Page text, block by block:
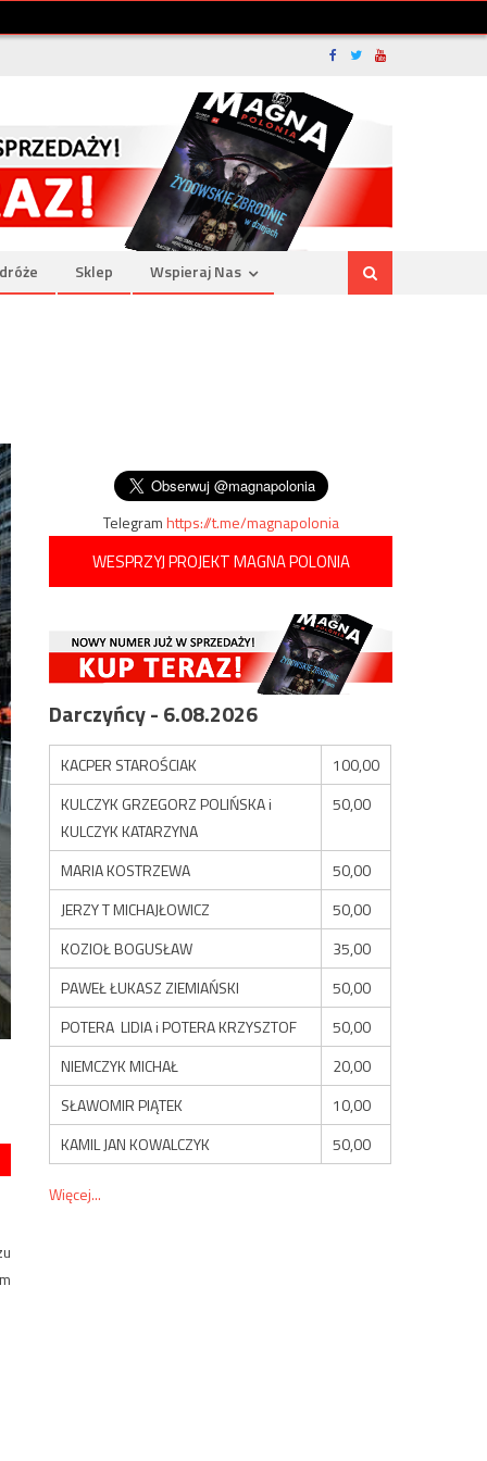
Sklep Wspieraj Nas
Telegramhttps://t.me/magnapolonia
WESPRZYJ PROJEKT MAGNA POLONIA
Darczyńcy - 6.08.2026
KACPER STAROŚCIAK
100,00
KULCZYK GRZEGORZ POLIŃSKA i
KULCZYK KATARZYNA
50,00
MARIA KOSTRZEWA
50,00
JERZY T MICHAJŁOWICZ
50,00
KOZIOŁ BOGUSŁAW
35,00
PAWEŁ ŁUKASZ ZIEMIAŃSKI
50,00
POTERA LIDIA i POTERA KRZYSZTOF
50,00
NIEMCZYK MICHAŁ
20,00
SŁAWOMIR PIĄTEK
10,00
KAMIL JAN KOWALCZYK
50,00
Więcej...